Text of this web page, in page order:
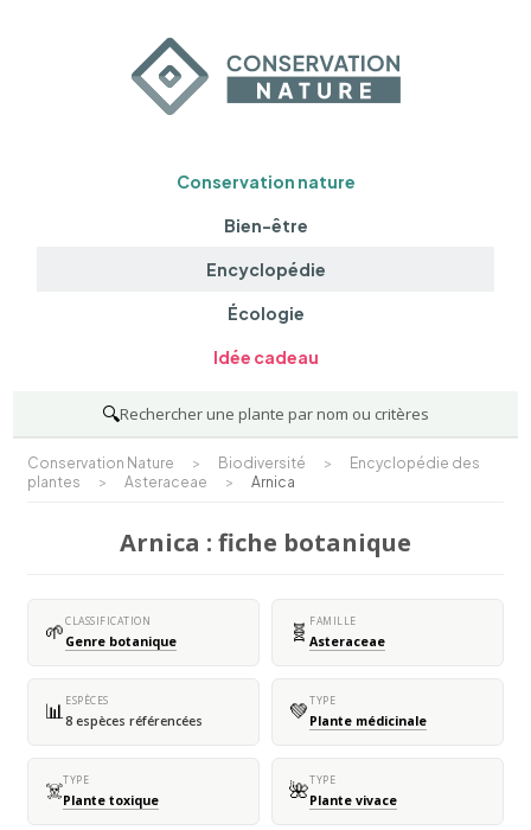
Conservation nature
Bien-être
Encyclopédie
Écologie
Idée cadeau
🔍Rechercher une plante par nom ou critères
Conservation Nature > Biodiversité >
Encyclopédie des
plantes
> Asteraceae > Arnica
Arnica : fiche botanique
🌱CLASSIFICATION
Genre botanique 🧬 FAMILLE
Asteraceae
📊ESPÈCES
8 espèces référencées 💚TYPE
Plante médicinale
☠️TYPE
Plante toxique 🌺TYPE
Plante vivace